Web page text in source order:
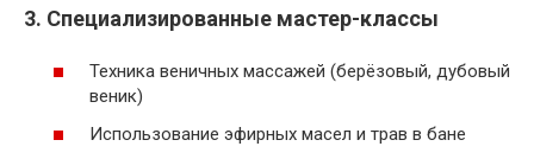
3. Специализированные мастер-классы
Техника веничных массажей (берёзовый, дубовый
веник)
Использование эфирных масел и трав в бане